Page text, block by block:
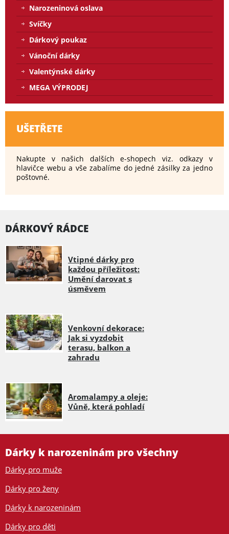
Narozeninová oslava
Svíčky
Dárkový poukaz
Vánoční dárky
Valentýnské dárky
MEGA VÝPRODEJ
UŠETŘETE
Nakupte v našich dalších e-shopech viz. odkazy v
hlavičce webu a vše zabalíme do jedné zásilky za jedno
poštovné.
DÁRKOVÝ RÁDCE
Vtipné dárky pro
každou příležitost:
Umění darovat s
úsměvem
Venkovní dekorace:
Jak si vyzdobit
terasu, balkon a
zahradu
Aromalampy a oleje:
Vůně, která pohladí
Dárky k narozeninám pro všechny
Dárky pro muže
Dárky pro ženy
Dárky k narozeninám
Dárky pro děti